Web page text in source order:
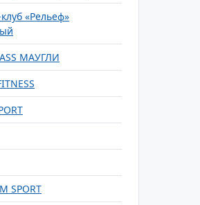
«Рельеф»
МАУГЛИ
SPORT